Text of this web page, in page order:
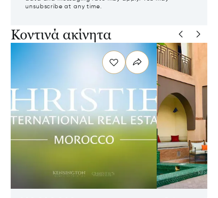
unsubscribe at any time.
Κοντινά ακίνητα